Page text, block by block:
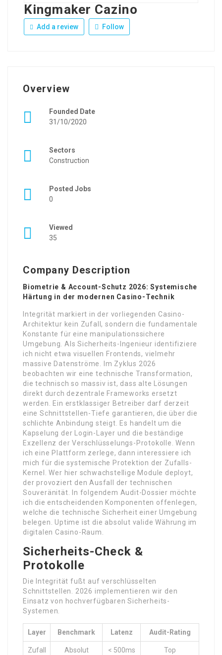
Kingmaker Cazino
Add a review Follow
Overview
Founded Date
31/10/2020
Sectors
Construction
Posted Jobs
0
Viewed
35
Company Description
Biometrie & Account-Schutz 2026: Systemische
Härtung in der modernen Casino-Technik
Integrität markiert in der vorliegenden Casino-
Architektur kein Zufall, sondern die fundamentale
Konstante für eine manipulationssichere
Umgebung. Als Sicherheits-Ingenieur identifiziere
ich nicht etwa visuellen Frontends, vielmehr
massive Datenströme. Im Zyklus 2026
beobachten wir eine technische Transformation,
die technisch so massiv ist, dass alte Lösungen
direkt durch dezentrale Frameworks ersetzt
werden. Ein erstklassiger Betreiber darf derzeit
eine Schnittstellen-Tiefe garantieren, die über die
schlichte Anbindung steigt. Es handelt um die
Kapselung der Login-Layer und die beständige
Exzellenz der Verschlüsselungs-Protokolle. Wenn
ich eine Plattform zerlege, dann interessiere ich
mich für die systemische Protektion der Zufalls-
Kernel. Wer hier schwachstellige Module deployt,
der provoziert den Ausfall der technischen
Souveränität. In folgendem Audit-Dossier möchte
ich die entscheidenden Komponenten offenlegen,
welche die technische Sicherheit einer Umgebung
belegen. Uptime ist die absolut valide Währung im
digitalen Casino-Raum.
Sicherheits-Check &
Protokolle
Die Integrität fußt auf verschlüsselten
Schnittstellen. 2026 implementieren wir den
Einsatz von hochverfügbaren Sicherheits-
Systemen.
Layer Benchmark Latenz Audit-Rating
Zufall Absolut < 500ms Top